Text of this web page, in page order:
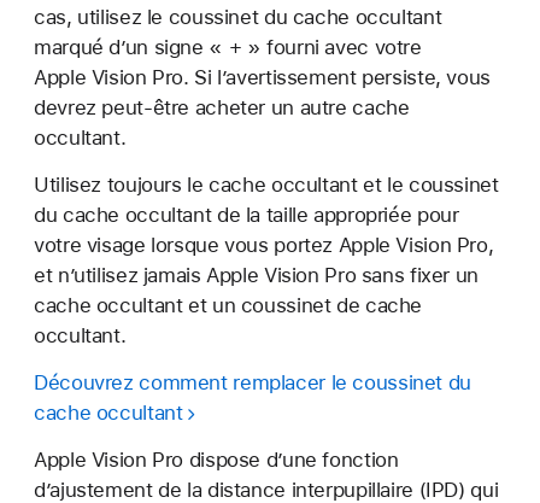
cas, utilisez le coussinet du cache occultant
marqué d’un signe « + » fourni avec votre
Apple Vision Pro. Si l’avertissement persiste, vous
devrez peut-être acheter un autre cache
occultant.
Utilisez toujours le cache occultant et le coussinet
du cache occultant de la taille appropriée pour
votre visage lorsque vous portez Apple Vision Pro,
et n’utilisez jamais Apple Vision Pro sans fixer un
cache occultant et un coussinet de cache
occultant.
Découvrez comment remplacer le coussinet du
cache occultant
Apple Vision Pro dispose d’une fonction
d’ajustement de la distance interpupillaire (IPD) qui